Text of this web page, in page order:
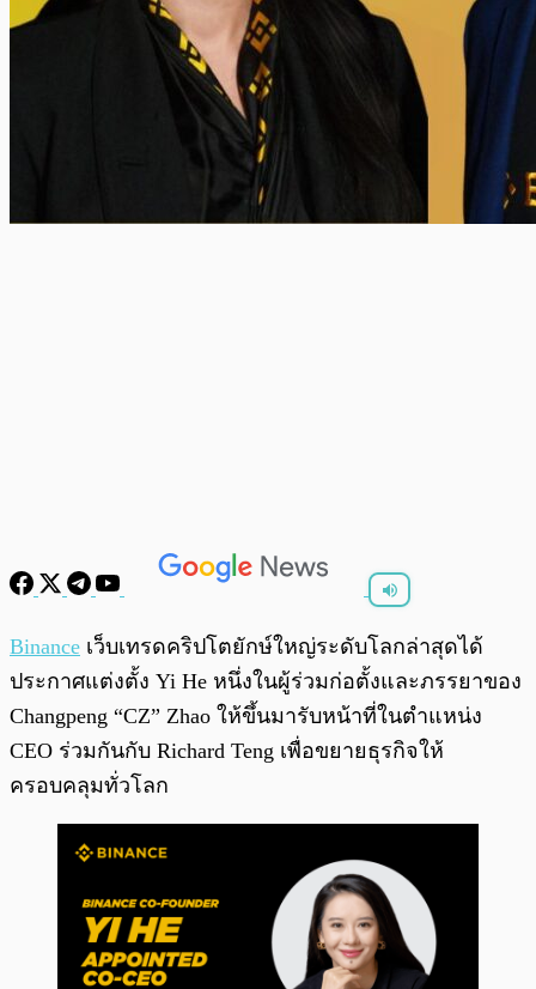
พร้อมเล่น 0:00 0:00
Binance เว็บเทรดคริปโตยักษ์ใหญ่ระดับโลกล่าสุดได้
ประกาศแต่งตั้ง Yi He หนึ่งในผู้ร่วมก่อตั้งและภรรยาของ
Changpeng “CZ” Zhao ให้ขึ้นมารับหน้าที่ในตำแหน่ง
CEO ร่วมกันกับ Richard Teng เพื่อขยายธุรกิจให้
ครอบคลุมทั่วโลก